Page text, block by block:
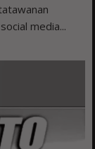
media...